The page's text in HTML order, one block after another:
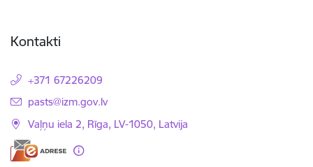
Kontakti
+371 67226209
E-pasts:
pasts@izm.gov.lv
Vaļņu iela 2, Rīga, LV-1050, Latvija